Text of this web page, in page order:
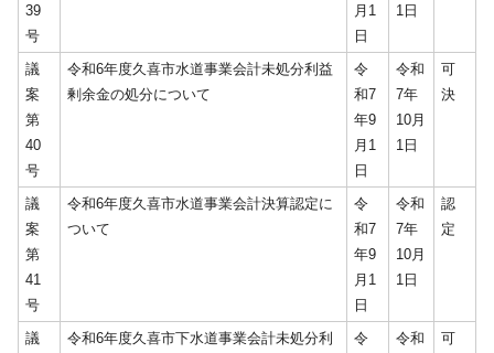
39
号
月1
日
1日
議
案
第
40
号
令和6年度久喜市水道事業会計未処分利益
剰余金の処分について
令
和7
年9
月1
日
令和
7年
10月
1日
可
決
議
案
第
41
号
令和6年度久喜市水道事業会計決算認定に
ついて
令
和7
年9
月1
日
令和
7年
10月
1日
認
定
議
令和6年度久喜市下水道事業会計未処分利
令
令和
可